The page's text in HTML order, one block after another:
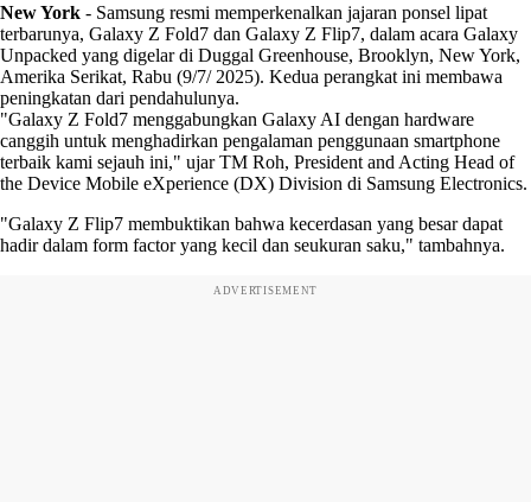
New York - Samsung resmi memperkenalkan jajaran ponsel lipat
terbarunya, Galaxy Z Fold7 dan Galaxy Z Flip7, dalam acara Galaxy
Unpacked yang digelar di Duggal Greenhouse, Brooklyn, New York,
Amerika Serikat, Rabu (9/7/ 2025). Kedua perangkat ini membawa
peningkatan dari pendahulunya.
"Galaxy Z Fold7 menggabungkan Galaxy AI dengan hardware
canggih untuk menghadirkan pengalaman penggunaan smartphone
terbaik kami sejauh ini," ujar TM Roh, President and Acting Head of
the Device Mobile eXperience (DX) Division di Samsung Electronics.
"Galaxy Z Flip7 membuktikan bahwa kecerdasan yang besar dapat
hadir dalam form factor yang kecil dan seukuran saku," tambahnya.
ADVERTISEMENT